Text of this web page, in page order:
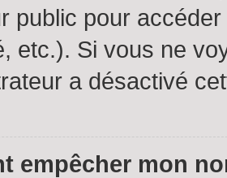
public pour
etc.). Si vous ne
a désactivé
empêcher mon